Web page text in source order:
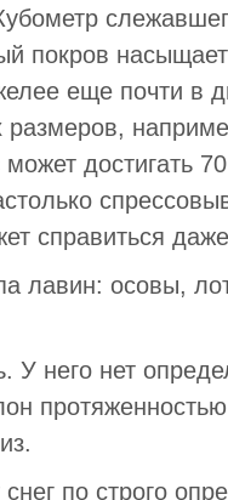
покров
еще почти в
достигать
справиться
лавин: осовы,
У него нет
по строго